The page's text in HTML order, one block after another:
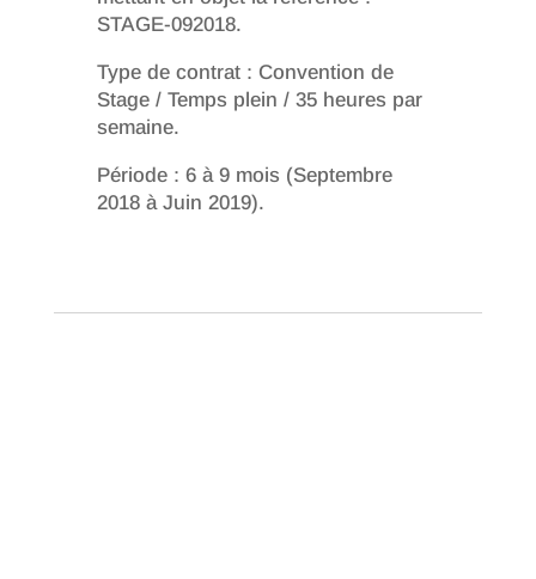
STAGE-092018.
Type de contrat : Convention de
Stage / Temps plein / 35 heures par
semaine.
Période : 6 à 9 mois (Septembre
2018 à Juin 2019).